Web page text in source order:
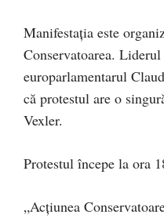
Manifestația este
Conservatoarea.
europarlamentarul
că protestul are o
Vexler.
Protestul începe la ora
„Acțiunea